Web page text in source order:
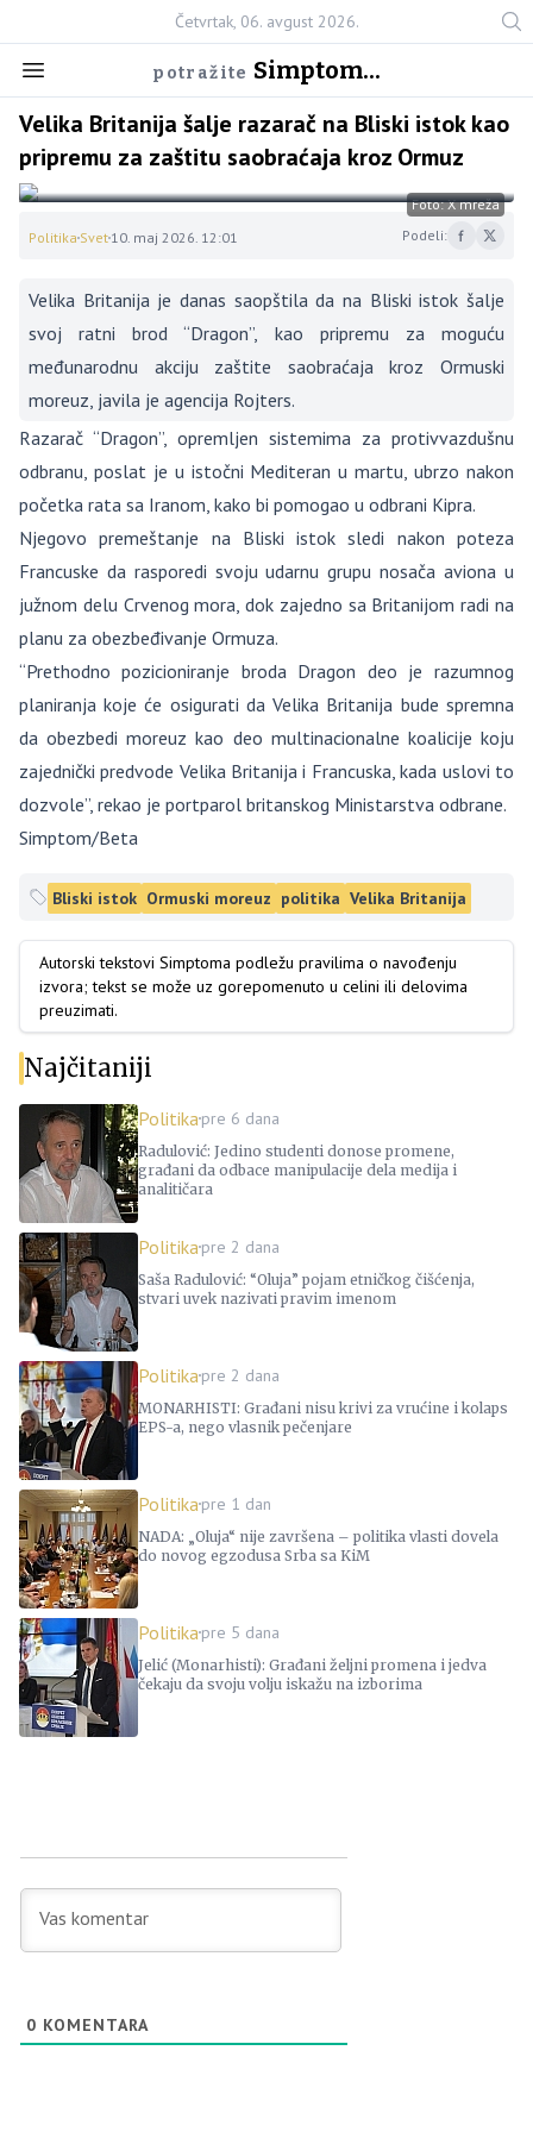
Četvrtak, 06. avgust 2026.
potražite Simptom...
Velika Britanija šalje razarač na Bliski istok kao
pripremu za zaštitu saobraćaja kroz Ormuz
Foto: X mreža
Politika Svet 10. maj 2026. 12:01 Podeli:
Velika Britanija je danas saopštila da na Bliski istok šalje
svoj ratni brod “Dragon”, kao pripremu za moguću
međunarodnu akciju zaštite saobraćaja kroz Ormuski
moreuz, javila je agencija Rojters.
Razarač “Dragon”, opremljen sistemima za protivvazdušnu
odbranu, poslat je u istočni Mediteran u martu, ubrzo nakon
početka rata sa Iranom, kako bi pomogao u odbrani Kipra.
Njegovo premeštanje na Bliski istok sledi nakon poteza
Francuske da rasporedi svoju udarnu grupu nosača aviona u
južnom delu Crvenog mora, dok zajedno sa Britanijom radi na
planu za obezbeđivanje Ormuza.
“Prethodno pozicioniranje broda Dragon deo je razumnog
planiranja koje će osigurati da Velika Britanija bude spremna
da obezbedi moreuz kao deo multinacionalne koalicije koju
zajednički predvode Velika Britanija i Francuska, kada uslovi to
dozvole”, rekao je portparol britanskog Ministarstva odbrane.
Simptom/Beta
Bliski istok Ormuski moreuz politika Velika Britanija
Autorski tekstovi Simptoma podležu pravilima o navođenju
izvora; tekst se može uz gorepomenuto u celini ili delovima
preuzimati.
Najčitaniji
Politikapre 6 dana
Radulović: Jedino studenti donose promene,
građani da odbace manipulacije dela medija i
analitičara
Politikapre 2 dana
Saša Radulović: “Oluja” pojam etničkog čišćenja,
stvari uvek nazivati pravim imenom
Politikapre 2 dana
MONARHISTI: Građani nisu krivi za vrućine i kolaps
EPS-a, nego vlasnik pečenjare
Politikapre 1 dan
NADA: „Oluja“ nije završena – politika vlasti dovela
do novog egzodusa Srba sa KiM
Politikapre 5 dana
Jelić (Monarhisti): Građani željni promena i jedva
čekaju da svoju volju iskažu na izborima
0 KOMENTARA